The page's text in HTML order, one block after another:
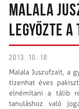
MALALA
LEGYŐZTE
2013. 10. 18.
Malala Juszufzait, a
tizenhat éves
elnémítani a tálib
tanuláshoz való